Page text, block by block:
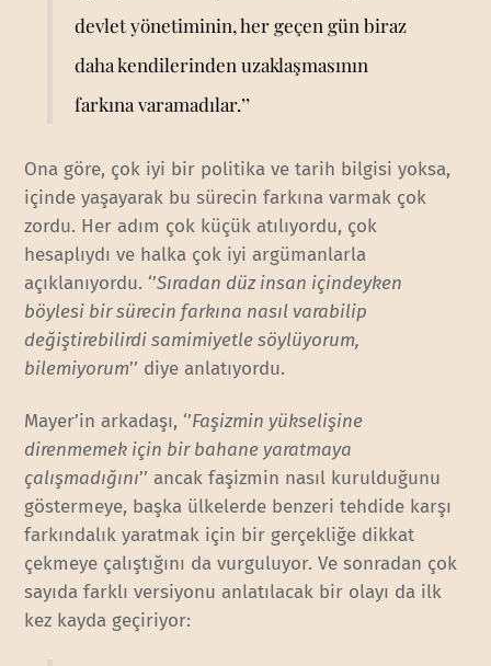
devlet yönetiminin, her geçen gün biraz
daha kendilerinden uzaklaşmasının
farkına varamadılar.’’
Ona göre, çok iyi bir politika ve tarih bilgisi yoksa,
içinde yaşayarak bu sürecin farkına varmak çok
zordu. Her adım çok küçük atılıyordu, çok
hesaplıydı ve halka çok iyi argümanlarla
açıklanıyordu. ‘’Sıradan düz insan içindeyken
böylesi bir sürecin farkına nasıl varabilip
değiştirebilirdi samimiyetle söylüyorum,
bilemiyorum’’ diye anlatıyordu.
Mayer’in arkadaşı, ‘’Faşizmin yükselişine
direnmemek için bir bahane yaratmaya
çalışmadığını’’ ancak faşizmin nasıl kurulduğunu
göstermeye, başka ülkelerde benzeri tehdide karşı
farkındalık yaratmak için bir gerçekliğe dikkat
çekmeye çalıştığını da vurguluyor. Ve sonradan çok
sayıda farklı versiyonu anlatılacak bir olayı da ilk
kez kayda geçiriyor: